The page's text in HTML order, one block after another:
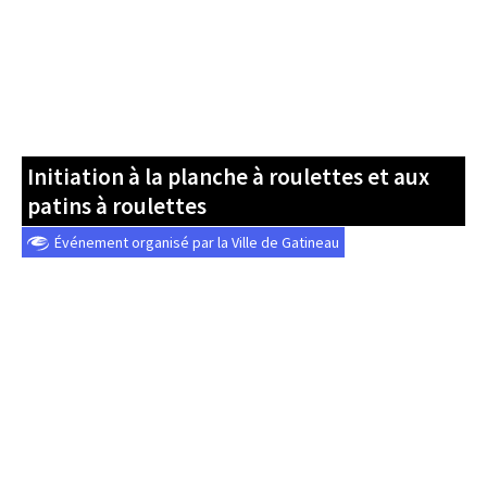
Initiation à la planche à roulettes et aux
patins à roulettes
Événement organisé par la Ville de Gatineau